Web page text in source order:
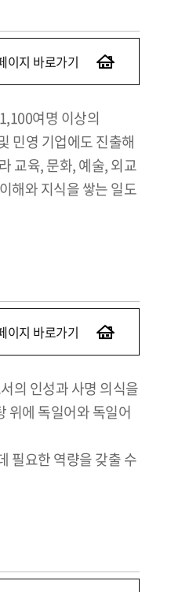
이지 바로가기
여명 이상의
민영 기업에도 진출해
교육, 문화, 예술, 외교
해와 지식을 쌓는 일도
이지 바로가기
의 인성과 사명 의식을
위에 독일어와 독일어
필요한 역량을 갖출 수